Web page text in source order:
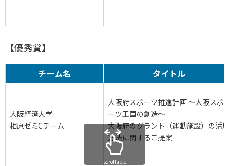
ソーシャルメディア運営方針
自治体との連携
各教育機関との連携
スポーツ振興団体との連携
【動画】スポーツでアクティブなまちづくり
知る学ぶ
【優秀賞】
チーム名 タイトル
大阪経済大学
相原ゼミCチーム
大阪府スポーツ推進計画 ～大阪スポ
ーツ王国の創造～
大阪府のグランド（運動施設）の活用
方法に関するご提案
scrollable